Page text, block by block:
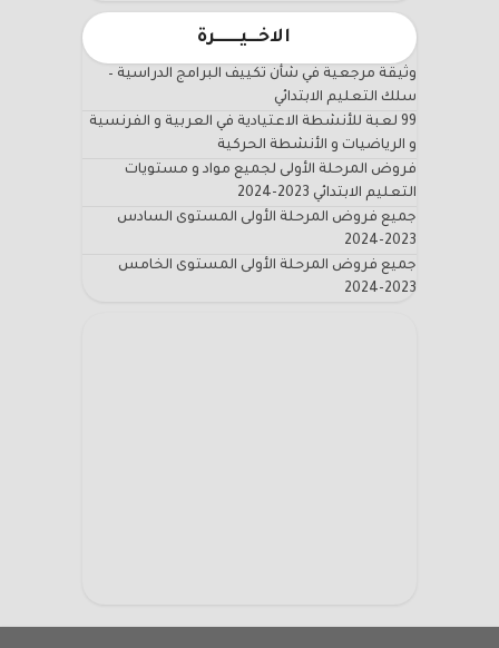
الاخـــيـــــــرة
وثيقة مرجعية في شأن تكييف البرامج الدراسية –
سلك التعليم الابتدائي
99 لعبة للأنشطة الاعتيادية في العربية و الفرنسية
و الرياضيات و الأنشطة الحركية
فروض المرحلة الأولى لجميع مواد و مستويات
التعليم الابتدائي 2023-2024
جميع فروض المرحلة الأولى المستوى السادس
2023-2024
جميع فروض المرحلة الأولى المستوى الخامس
2023-2024